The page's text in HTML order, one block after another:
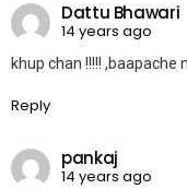
Dattu Bhawari
14 years ago
khup chan !!!!! ,baapache
Reply
pankaj
14 years ago